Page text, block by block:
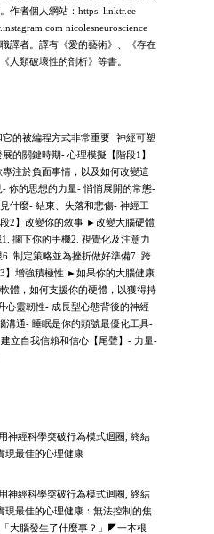
作者個人網站：https: linktr.ee
nicolesneuroscience
譯者。譯有《愛的藝術》、《存在
人類破壞性的剖析》等書。
的被編程方式非常重要- 神經可塑
的關鍵時期- 心理模擬【階段1】
注於負面事情，以及如何改變這
你的思想的力量- 悄悄展開的常態-
什麼- 結束、失落和悲傷- 神經工
2】改變你的敘事 ►改變大腦硬體
擱下你的手機2. 視覺化及注意力
制定策略並為挫折做好準備7. 跨
】增強積極性 ►如果你的大腦健康
體，如何支援你的硬體，以獲得持
心靈韌性- 成長型心態背後的神經
溝通- 睡眠是你的頭號最優化工具-
立自我信賴和信心【尾聲】- 力量-
神經科學突破行為模式迴圈, 終結
現最佳的心理健康
神經科學突破行為模式迴圈, 終結
現最佳的心理健康：無法控制的焦
大腦發生了什麼事？」◤一本根